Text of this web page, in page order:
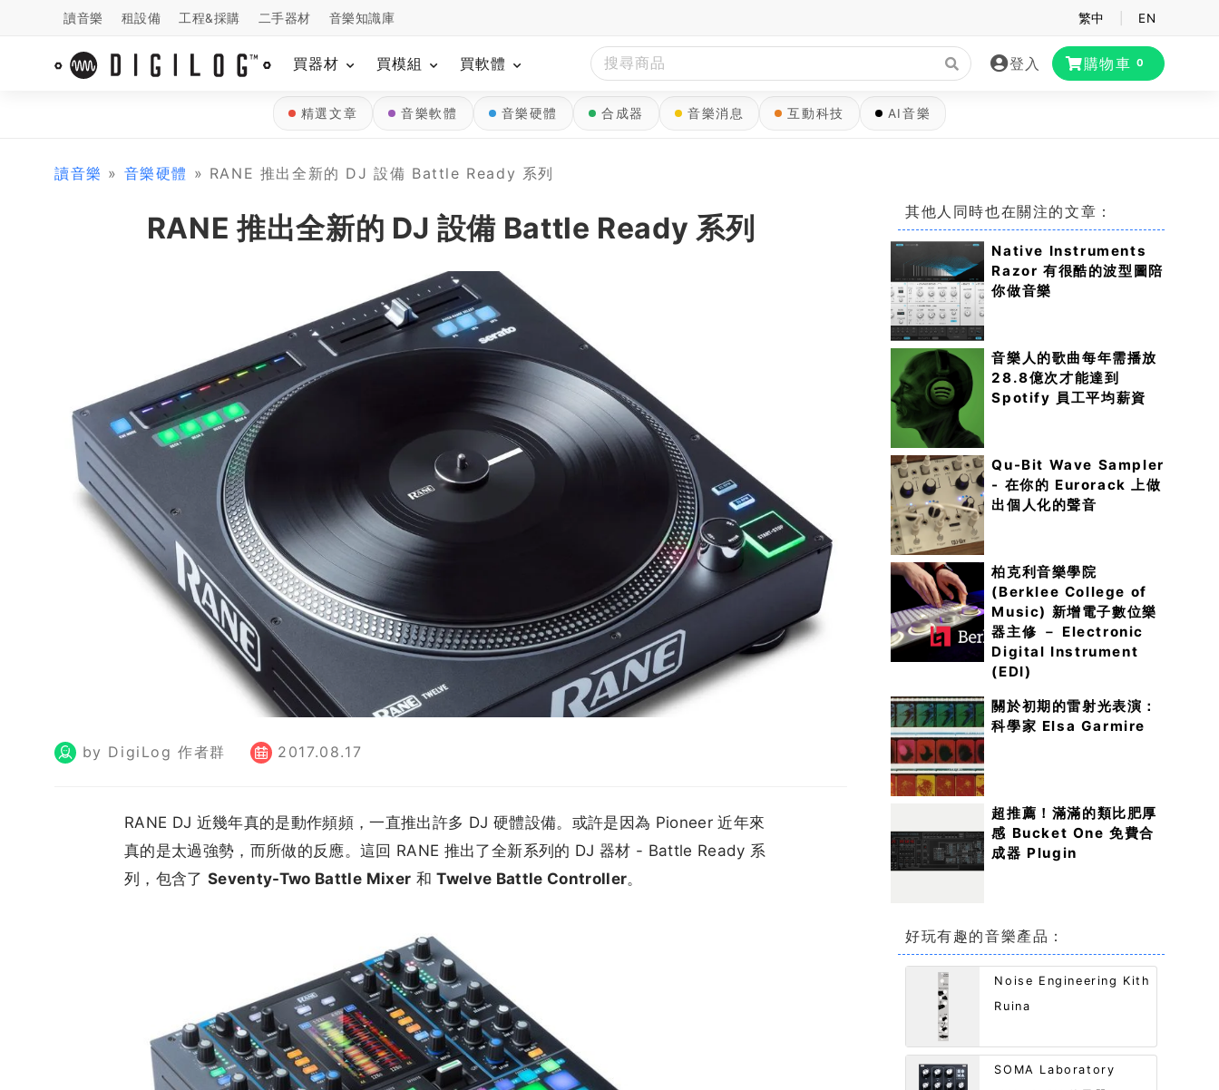
讀音樂 租設備 工程&採購 二手器材 音樂知識庫 繁中 EN
買器材 買模組 買軟體 登入 購物車 0
精選文章 音樂軟體 音樂硬體 合成器 音樂消息 互動科技 AI音樂
讀音樂 » 音樂硬體 » RANE 推出全新的 DJ 設備 Battle Ready 系列
RANE 推出全新的 DJ 設備 Battle Ready 系列
by DigiLog 作者群 2017.08.17
RANE DJ 近幾年真的是動作頻頻，一直推出許多 DJ 硬體設備。或許是因為 Pioneer 近年來
真的是太過強勢，而所做的反應。這回 RANE 推出了全新系列的 DJ 器材 - Battle Ready 系
列，包含了Seventy-Two Battle Mixer 和Twelve Battle Controller。
其他人同時也在關注的文章：
Native Instruments
Razor 有很酷的波型圖陪
你做音樂
音樂人的歌曲每年需播放
28.8億次才能達到
Spotify 員工平均薪資
Qu-Bit Wave Sampler
- 在你的 Eurorack 上做
出個人化的聲音
柏克利音樂學院
(Berklee College of
Music) 新增電子數位樂
器主修 － Electronic
Digital Instrument
(EDI)
關於初期的雷射光表演：
科學家 Elsa Garmire
超推薦！滿滿的類比肥厚
感 Bucket One 免費合
成器 Plugin
好玩有趣的音樂產品：
Noise Engineering Kith
Ruina
SOMA Laboratory